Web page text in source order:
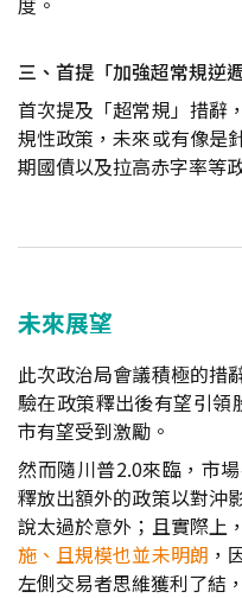
三、首提「加強超常規逆
首次提及「超常規」措辭
規性政策，未來或有像是
期國債以及拉高赤字率等
未來展望
此次政治局會議積極的措
驗在政策釋出後有望引
市有望受到激勵。
然而隨川普2.0來臨，市
釋放出額外的政策以對沖
說太過於意外；且實際上，
施、且規模也並未明朗 ，
左側交易者思維獲利了結